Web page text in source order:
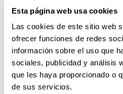
Esta página web usa cookies
Las cookies de este sitio web
ofrecer funciones de redes
información sobre el uso que
sociales, publicidad y análisis
que les haya proporcionado o
de sus servicios.
desafío de este look
cara verde vibrante.
maquillaje de cuerpo
pigmentos de alta
saturación y acabado
vemos en el escenario.